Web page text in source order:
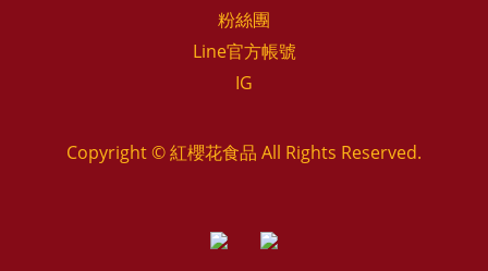
粉絲團
Line官方帳號
IG
Copyright © 紅櫻花食品 All Rights Reserved.